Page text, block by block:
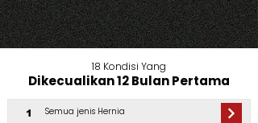
18 Kondisi Yang
Dikecualikan 12 Bulan Pertama
1 Semua jenis Hernia